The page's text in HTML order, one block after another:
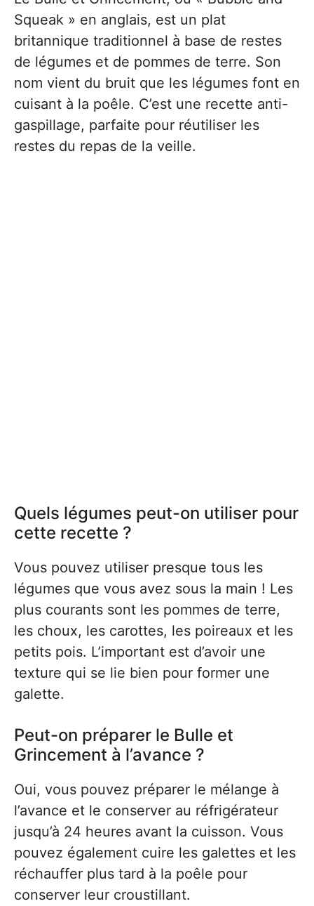
Squeak » en anglais, est un plat
britannique traditionnel à base de restes
de légumes et de pommes de terre. Son
nom vient du bruit que les légumes font en
cuisant à la poêle. C’est une recette anti-
gaspillage, parfaite pour réutiliser les
restes du repas de la veille.
Quels légumes peut-on utiliser pour
cette recette ?
Vous pouvez utiliser presque tous les
légumes que vous avez sous la main ! Les
plus courants sont les pommes de terre,
les choux, les carottes, les poireaux et les
petits pois. L’important est d’avoir une
texture qui se lie bien pour former une
galette.
Peut-on préparer le Bulle et
Grincement à l’avance ?
Oui, vous pouvez préparer le mélange à
l’avance et le conserver au réfrigérateur
jusqu’à 24 heures avant la cuisson. Vous
pouvez également cuire les galettes et les
réchauffer plus tard à la poêle pour
conserver leur croustillant.